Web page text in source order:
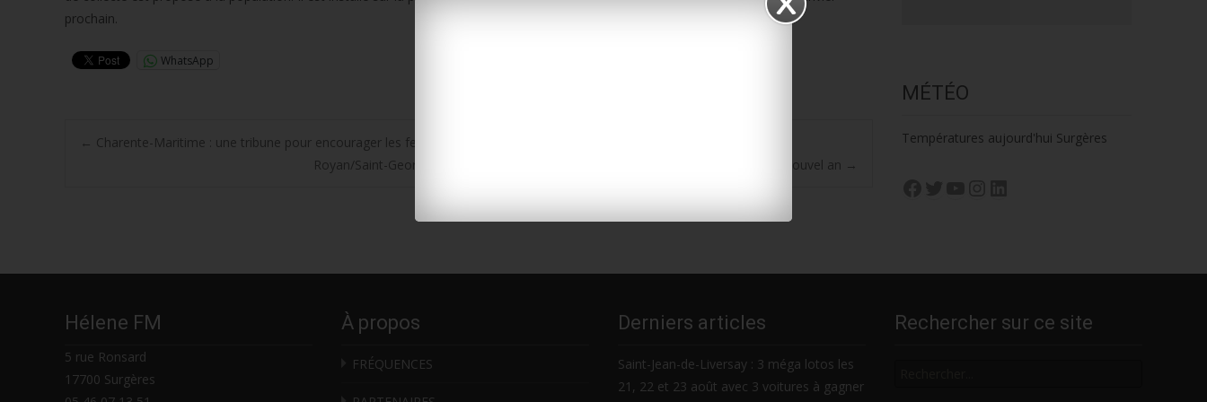
prochain.
WhatsApp
Post
← Charente-Maritime : une tribune pour encourager les femmes à s’engager en politique
Royan/Saint-Georges-de-D. : deux bains de mer publics pour fêter le passage au Nouvel an →
MÉTÉO
Températures aujourd'hui Surgères
Hélene FM
5 rue Ronsard
17700 Surgères
À propos
FRÉQUENCES
Derniers articles
Saint-Jean-de-Liversay : 3 méga lotos les
21, 22 et 23 août avec 3 voitures à gagner
Rechercher sur ce site